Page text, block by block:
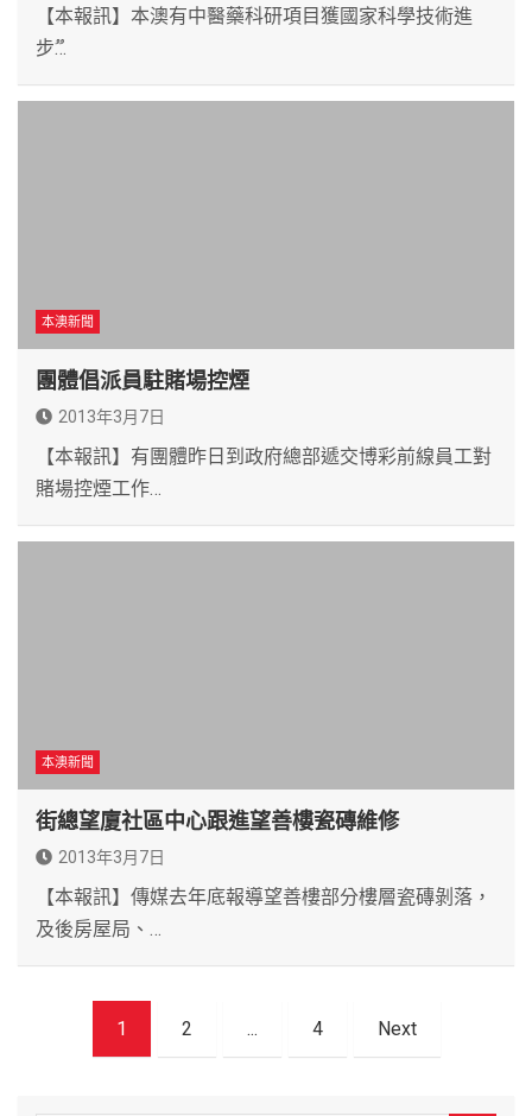
【本報訊】本澳有中醫藥科研項目獲國家科學技術進
步ࣱ…
本澳新聞
團體倡派員駐賭場控煙
2013年3月7日
【本報訊】有團體昨日到政府總部遞交博彩前線員工對
賭場控煙工作…
本澳新聞
街總望廈社區中心跟進望善樓瓷磚維修
2013年3月7日
【本報訊】傳媒去年底報導望善樓部分樓層瓷磚剝落，
及後房屋局、…
1 2 ... 4 Next